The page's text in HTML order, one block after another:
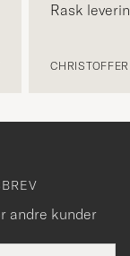
Rask
andre kunder